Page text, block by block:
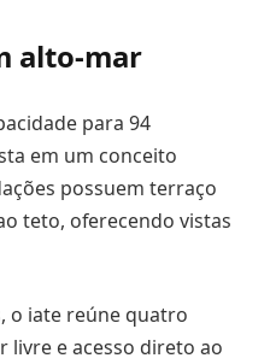
alto-mar
para 94
em um conceito
possuem terraço
teto, oferecendo vistas
o iate reúne quatro
livre e acesso direto ao